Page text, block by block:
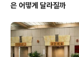
은 어떻게 달라질까